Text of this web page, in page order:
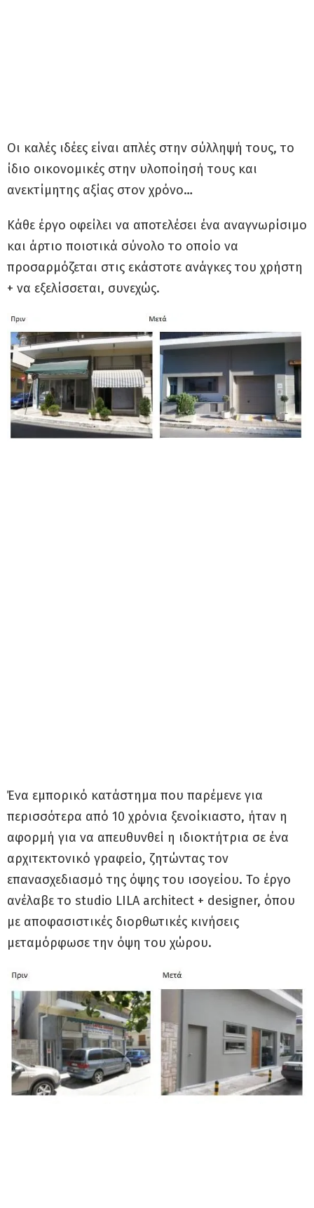
Οι καλές ιδέες είναι απλές στην σύλληψή τους, το
ίδιο οικονομικές στην υλοποίησή τους και
ανεκτίμητης αξίας στον χρόνο…
Κάθε έργο οφείλει να αποτελέσει ένα αναγνωρίσιμο
και άρτιο ποιοτικά σύνολο το οποίο να
προσαρμόζεται στις εκάστοτε ανάγκες του χρήστη
+ να εξελίσσεται, συνεχώς.
Ένα εμπορικό κατάστημα που παρέμενε για
περισσότερα από 10 χρόνια ξενοίκιαστο, ήταν η
αφορμή για να απευθυνθεί η ιδιοκτήτρια σε ένα
αρχιτεκτονικό γραφείο, ζητώντας τον
επανασχεδιασμό της όψης του ισογείου. Το έργο
ανέλαβε το studio LILA architect + designer, όπου
με αποφασιστικές διορθωτικές κινήσεις
μεταμόρφωσε την όψη του χώρου.